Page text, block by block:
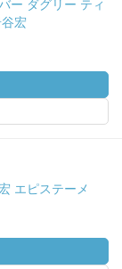
ー ダグリー ティ
宏
エピステーメ